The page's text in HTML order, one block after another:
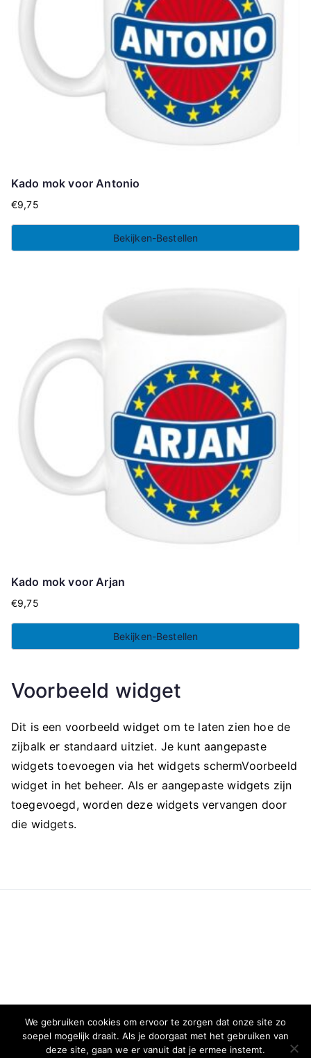
Kado mok voor Antonio
€9,75
Bekijken-Bestellen
Kado mok voor Arjan
€9,75
Bekijken-Bestellen
Voorbeeld widget
Dit is een voorbeeld widget om te laten zien hoe de
zijbalk er standaard uitziet. Je kunt aangepaste
widgets toevoegen via het widgets schermVoorbeeld
widget in het beheer. Als er aangepaste widgets zijn
toegevoegd, worden deze widgets vervangen door
die widgets.
We gebruiken cookies om ervoor te zorgen dat onze site zo
soepel mogelijk draait. Als je doorgaat met het gebruiken van
deze site, gaan we er vanuit dat je ermee instemt.